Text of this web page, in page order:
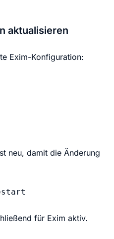
aktualisieren
Exim-Konfiguration:
neu, damit die Änderung
für Exim aktiv.